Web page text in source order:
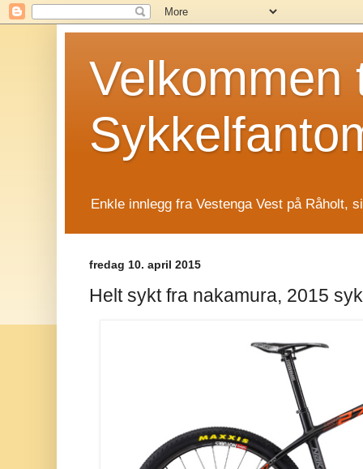
Velkommen
Enkle innlegg fra Vestenga Vest på Råholt,
fredag 10. april 2015
Helt sykt fra nakamura, 2015